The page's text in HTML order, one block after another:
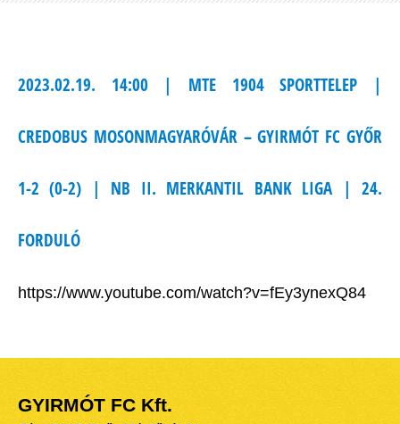
2023.02.19. 14:00 | MTE 1904 SPORTTELEP |
CREDOBUS MOSONMAGYARÓVÁR – GYIRMÓT FC GYŐR
1-2 (0-2) | NB II. MERKANTIL BANK LIGA | 24.
FORDULÓ
https://www.youtube.com/watch?v=fEy3ynexQ84
GYIRMÓT FC Kft.